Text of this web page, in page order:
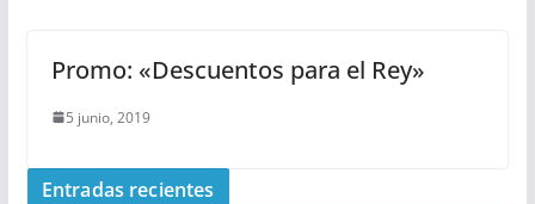
Promo: «Descuentos para el Rey»
5 junio, 2019
Entradas recientes